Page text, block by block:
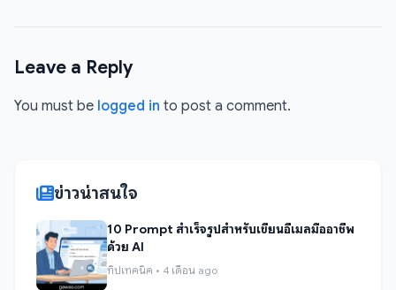
Leave a Reply
You must be logged in to post a comment.
ข่าวน่าสนใจ
10 Prompt สำเร็จรูปสำหรับเขียนอีเมลมืออาชีพ
ด้วย AI
ทิปเทคนิค • 4 เดือน ago